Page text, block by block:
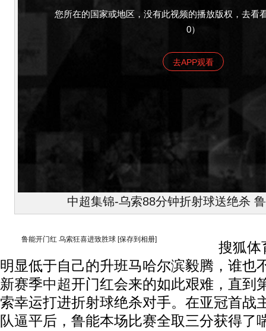
您所在的国家或地区，没有此视频的播放版权，去看
0）
去APP观看
中超集锦-乌索88分钟折射球送绝杀
鲁能开门红 乌索狂喜进致胜球 [保存到相册]
搜狐体
明显低于自己的升班马哈尔滨毅腾，谁也
新赛季中超开门红会来的如此艰难，直到
索幸运打进折射球绝杀对手。在亚冠首战
队逼平后，鲁能本场比赛全取三分获得了